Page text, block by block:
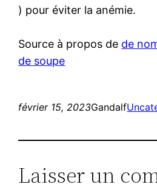
) pour éviter la anémie.
Source à propos de de
de soupe
février 15, 2023Gandalf
Laisser un